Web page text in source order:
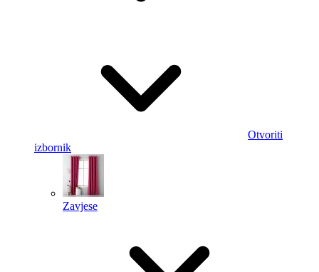
Otvoriti
izbornik
Zavjese